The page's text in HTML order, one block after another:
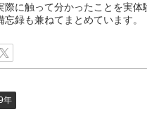
際に触って分かったことを実体
忘録も兼ねてまとめています。
年